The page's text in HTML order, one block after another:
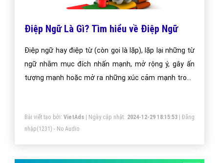
Điệp Ngữ Là Gì? Tìm hiểu về Điệp Ngữ
Điệp ngữ hay điệp từ (còn gọi là lặp), lặp lại những từ
ngữ nhằm mục đích nhấn mạnh, mở rộng ý, gây ấn
tượng mạnh hoặc mở ra những xúc cảm mạnh trong
Bài viết tạo bởi: VietAds| Ngày cập nhật: 2024-12-29 18:15:53|Đăng
nhập(1231) - No Audio